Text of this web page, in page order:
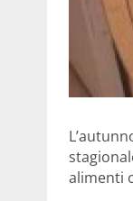
alimenti